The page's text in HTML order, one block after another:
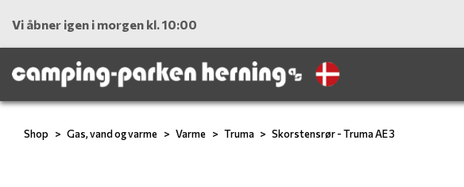
Vi åbner igen i morgen kl. 10:00
Shop Gas, vand og varme Varme Truma Skorstensrør - Truma AE 3